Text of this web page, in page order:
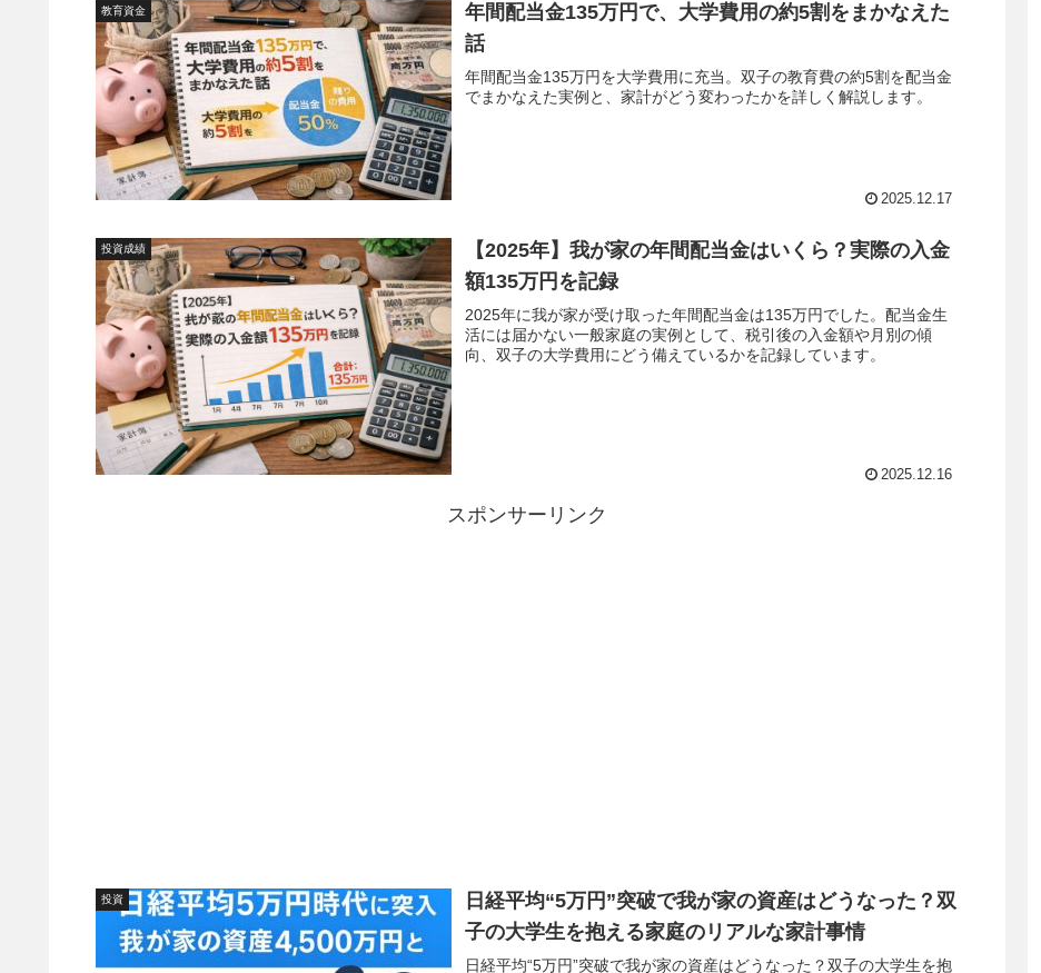
教育資金
年間配当金135万円で、大学費用の約5割をまかなえた
話
年間配当金135万円を大学費用に充当。双子の教育費の約5割を配当金
でまかなえた実例と、家計がどう変わったかを詳しく解説します。
2025.12.17
投資成績
【2025年】我が家の年間配当金はいくら？実際の入金
額135万円を記録
2025年に我が家が受け取った年間配当金は135万円でした。配当金生
活には届かない一般家庭の実例として、税引後の入金額や月別の傾
向、双子の大学費用にどう備えているかを記録しています。
2025.12.16
スポンサーリンク
投資
日経平均“5万円”突破で我が家の資産はどうなった？双
子の大学生を抱える家庭のリアルな家計事情
日経平均“5万円”突破で我が家の資産はどうなった？双子の大学生を抱